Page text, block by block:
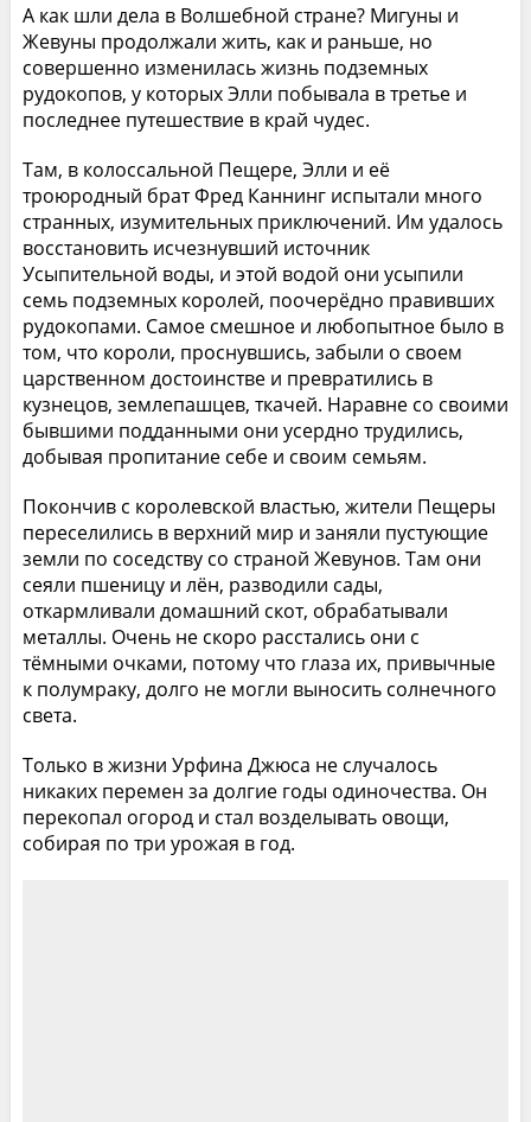
А как шли дела в Волшебной стране? Мигуны и
Жевуны продолжали жить, как и раньше, но
совершенно изменилась жизнь подземных
рудокопов, у которых Элли побывала в третье и
последнее путешествие в край чудес.
Там, в колоссальной Пещере, Элли и её
троюродный брат Фред Каннинг испытали много
странных, изумительных приключений. Им удалось
восстановить исчезнувший источник
Усыпительной воды, и этой водой они усыпили
семь подземных королей, поочерёдно правивших
рудокопами. Самое смешное и любопытное было в
том, что короли, проснувшись, забыли о своем
царственном достоинстве и превратились в
кузнецов, землепашцев, ткачей. Наравне со своими
бывшими подданными они усердно трудились,
добывая пропитание себе и своим семьям.
Покончив с королевской властью, жители Пещеры
переселились в верхний мир и заняли пустующие
земли по соседству со страной Жевунов. Там они
сеяли пшеницу и лён, разводили сады,
откармливали домашний скот, обрабатывали
металлы. Очень не скоро расстались они с
тёмными очками, потому что глаза их, привычные
к полумраку, долго не могли выносить солнечного
света.
Только в жизни Урфина Джюса не случалось
никаких перемен за долгие годы одиночества. Он
перекопал огород и стал возделывать овощи,
собирая по три урожая в год.